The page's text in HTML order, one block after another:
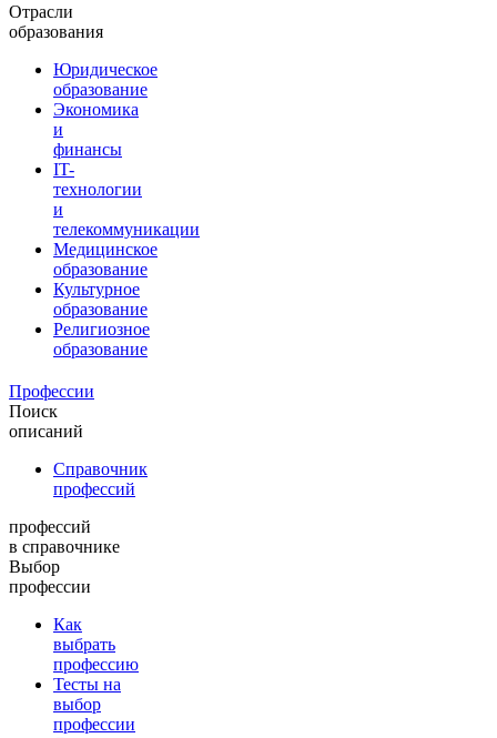
Отрасли
образования
Юридическое
образование
Экономика
и
финансы
IT-
технологии
и
телекоммуникации
Медицинское
образование
Культурное
образование
Религиозное
образование
Профессии
Поиск
описаний
Справочник
профессий
профессий
в справочнике
Выбор
профессии
Как
выбрать
профессию
Тесты на
выбор
профессии